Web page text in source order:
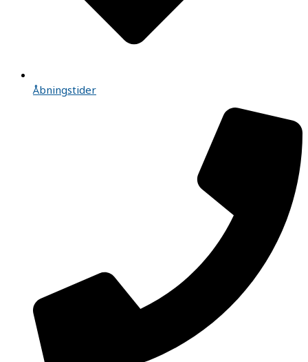
Åbningstider